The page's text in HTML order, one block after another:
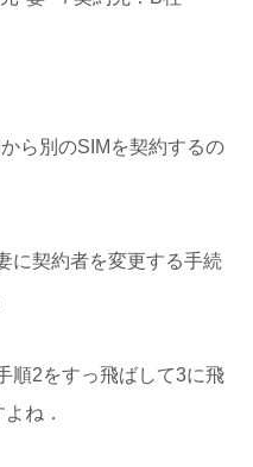
ら別のSIMを契約するの
に契約者を変更する手続
順2をすっ飛ばして3に飛
ね．